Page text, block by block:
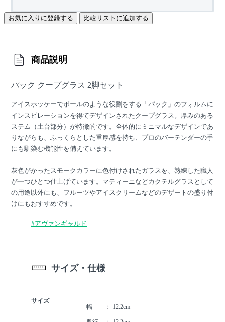
お気に入りに登録する 比較リストに追加する
商品説明
パック クープグラス 2脚セット
アイスホッケーでボールのような役割をする「パック」のフォルムに
インスピレーションを得てデザインされたクープグラス。厚みのある
ステム（土台部分）が特徴的です。全体的にミニマルなデザインであ
りながらも、ふっくらとした重厚感を持ち、プロのバーテンダーの手
にも馴染む機能性を備えています。
灰色がかったスモークカラーに色付けされたガラスを、熟練した職人
が一つひとつ仕上げています。マティーニなどカクテルグラスとして
の用途以外にも、フルーツやアイスクリームなどのデザートの盛り付
けにもおすすめです。
#アヴァンギャルド
サイズ・仕様
サイズ
幅
12.2cm